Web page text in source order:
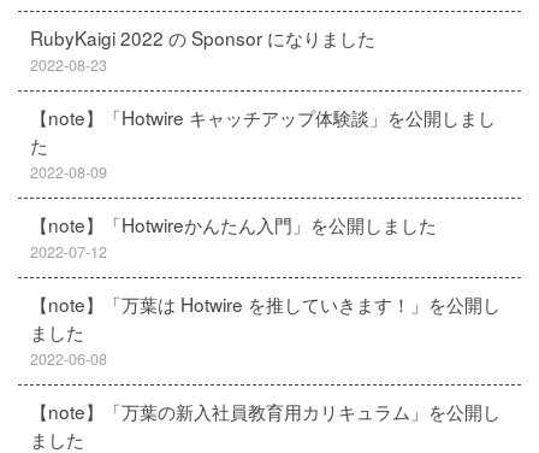
RubyKaigi 2022 の Sponsor になりました
2022-08-23
【note】「Hotwire キャッチアップ体験談」を公開しまし
た
2022-08-09
【note】「Hotwireかんたん入門」を公開しました
2022-07-12
【note】「万葉は Hotwire を推していきます！」を公開し
ました
2022-06-08
【note】「万葉の新入社員教育用カリキュラム」を公開し
ました